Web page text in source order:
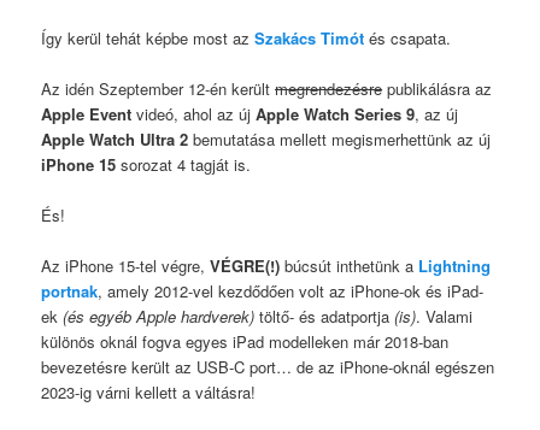
Így kerül tehát képbe most azSzakács Timót és csapata.
Az idén Szeptember 12-én kerültmegrendezésre publikálásra az
Apple Event videó, ahol az újApple Watch Series 9, az új
Apple Watch Ultra 2 bemutatása mellett megismerhettünk az új
iPhone 15 sorozat 4 tagját is.
És!
Az iPhone 15-tel végre,VÉGRE(!) búcsút inthetünk a Lightning
portnak, amely 2012-vel kezdődően volt az iPhone-ok és iPad-
ek(és egyéb Apple hardverek) töltő- és adatportja(is). Valami
különös oknál fogva egyes iPad modelleken már 2018-ban
bevezetésre került az USB-C port… de az iPhone-oknál egészen
2023-ig várni kellett a váltásra!